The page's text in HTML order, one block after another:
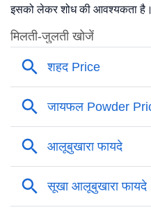
इसको लेकर शोध की आवश्यकता है।